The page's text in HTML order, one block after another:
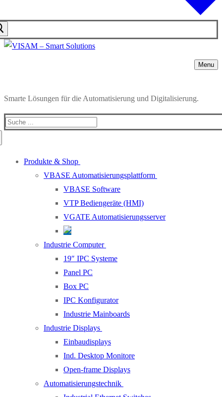
Menu
Smarte Lösungen für die Automatisierung und Digitalisierung.
Produkte & Shop
VBASE Automatisierungsplattform
VBASE Software
VTP Bediengeräte (HMI)
VGATE Automatisierungsserver
Industrie Computer
19″ IPC Systeme
Panel PC
Box PC
IPC Konfigurator
Industrie Mainboards
Industrie Displays
Einbaudisplays
Ind. Desktop Monitore
Open-frame Displays
Automatisierungstechnik